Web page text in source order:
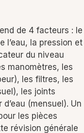
de 4 facteurs : le
l’eau, la pression et
du niveau
manomètres, les
les filtres, les
les joints
(mensuel). Un
les pièces
révision générale